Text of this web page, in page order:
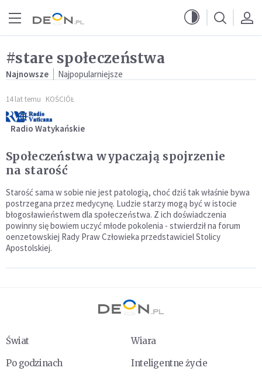
#stare społeczeństwa
Najnowsze Najpopularniejsze
14 lat temu KOŚCIÓŁ
Radio Watykańskie
Społeczeństwa wypaczają spojrzenie
na starość
Starość sama w sobie nie jest patologią, choć dziś tak właśnie bywa
postrzegana przez medycynę. Ludzie starzy mogą być w istocie
błogosławieństwem dla społeczeństwa. Z ich doświadczenia
powinny się bowiem uczyć młode pokolenia - stwierdził na forum
oenzetowskiej Rady Praw Człowieka przedstawiciel Stolicy
Apostolskiej.
Świat
Wiara
Po godzinach
Inteligentne życie